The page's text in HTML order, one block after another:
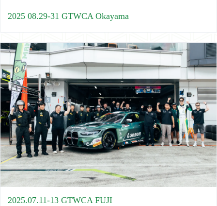
2025 08.29-31 GTWCA Okayama
2025.07.11-13 GTWCA FUJI